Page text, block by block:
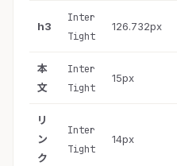
h3
Inter
Tight
126.732px
本
文
Inter
Tight
15px
リ
ン
ク
Inter
Tight
14px